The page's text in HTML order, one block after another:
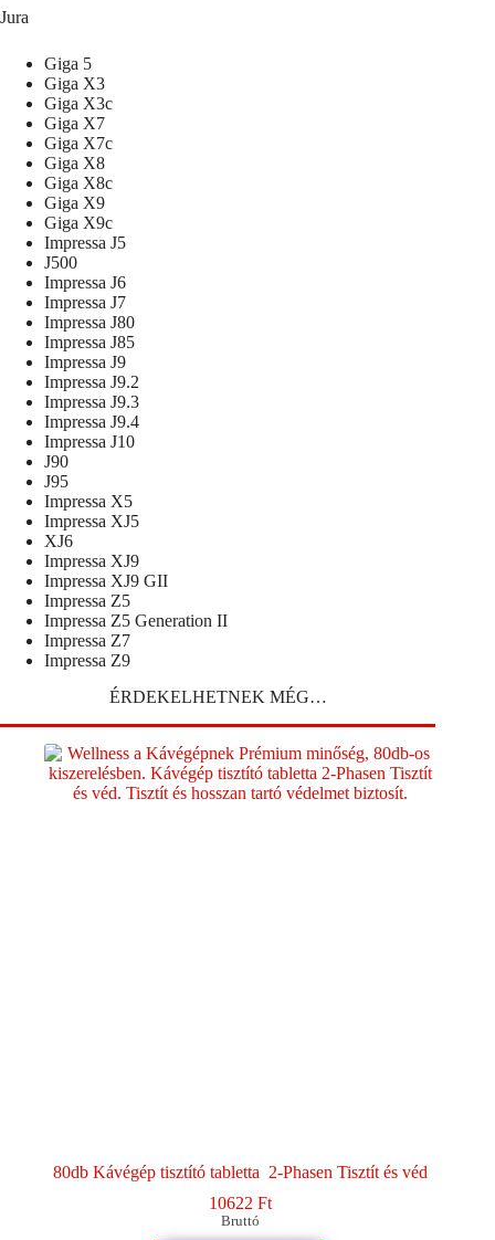
Jura
Giga 5
Giga X3
Giga X3c
Giga X7
Giga X7c
Giga X8
Giga X8c
Giga X9
Giga X9c
Impressa J5
J500
Impressa J6
Impressa J7
Impressa J80
Impressa J85
Impressa J9
Impressa J9.2
Impressa J9.3
Impressa J9.4
Impressa J10
J90
J95
Impressa X5
Impressa XJ5
XJ6
Impressa XJ9
Impressa XJ9 GII
Impressa Z5
Impressa Z5 Generation II
Impressa Z7
Impressa Z9
ÉRDEKELHETNEK MÉG…
80db Kávégép tisztító tabletta 2-Phasen Tisztít és véd
10622 Ft
Bruttó